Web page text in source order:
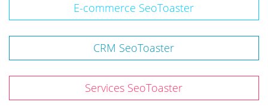
E-commerce SeoToaster
CRM SeoToaster
Services SeoToaster